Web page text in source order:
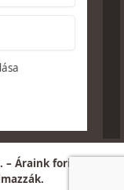
– Áraink forintban